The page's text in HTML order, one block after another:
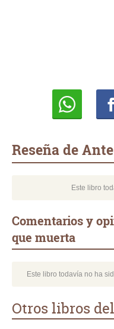
Reseña de
Este libro
Comentarios y
que muerta
Este libro todavía no ha
Otros libros